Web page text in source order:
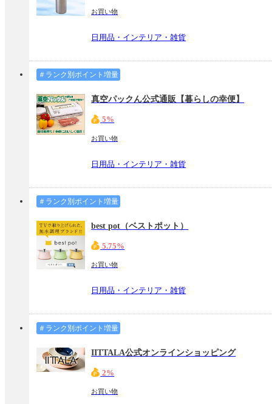
お買い物
日用品・インテリア・雑貨
＃ランク別ポイント増量
真空パックん公式通販【暮らしの幸便】
5%
お買い物
日用品・インテリア・雑貨
＃ランク別ポイント増量
best pot（ベストポット）
5.75%
お買い物
日用品・インテリア・雑貨
＃ランク別ポイント増量
IITTALA公式オンラインショッピング
2%
お買い物